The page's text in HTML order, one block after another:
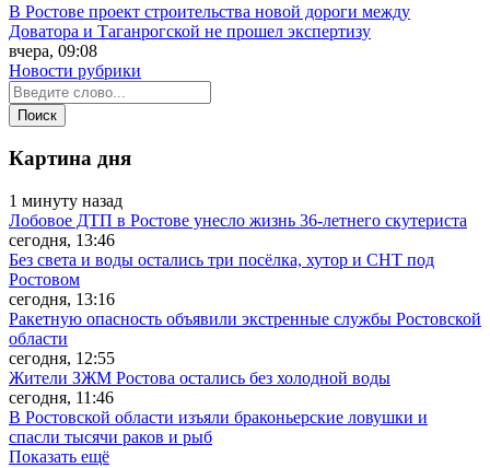
В Ростове проект строительства новой дороги между
Доватора и Таганрогской не прошел экспертизу
вчера, 09:08
Новости рубрики
Картина дня
1 минуту назад
Лобовое ДТП в Ростове унесло жизнь 36-летнего скутериста
сегодня, 13:46
Без света и воды остались три посёлка, хутор и СНТ под
Ростовом
сегодня, 13:16
Ракетную опасность объявили экстренные службы Ростовской
области
сегодня, 12:55
Жители ЗЖМ Ростова остались без холодной воды
сегодня, 11:46
В Ростовской области изъяли браконьерские ловушки и
спасли тысячи раков и рыб
Показать ещё